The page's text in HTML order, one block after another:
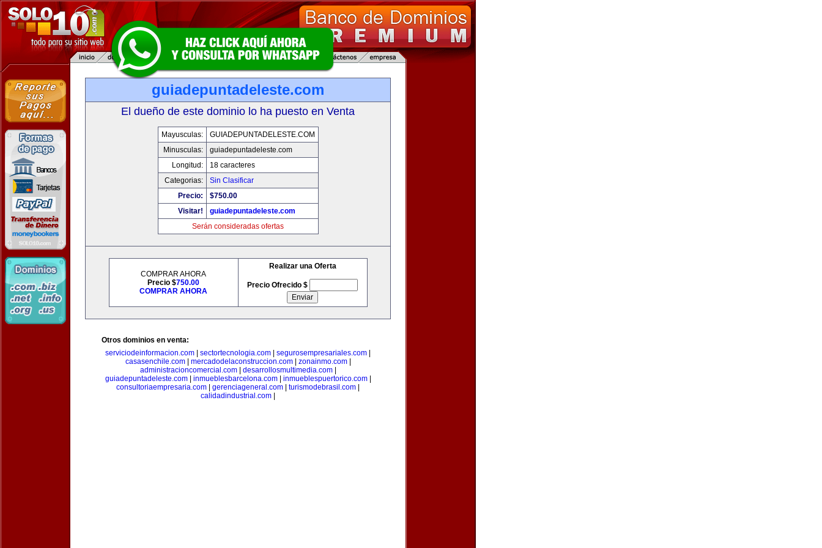
guiadepuntadeleste.com
El dueño de este dominio lo ha puesto en Venta
Mayusculas:
GUIADEPUNTADELESTE.COM
Minusculas:
guiadepuntadeleste.com
Longitud:
18 caracteres
Categorias:
Sin Clasificar
Precio:
$750.00
Visitar!
guiadepuntadeleste.com
Serán consideradas ofertas
COMPRAR AHORA
Precio $750.00
COMPRAR AHORA
Realizar una Oferta
Precio Ofrecido $
Otros dominios en venta:
serviciodeinformacion.com
sectortecnologia.com segurosempresariales.com
casasenchile.com| mercadodelaconstruccion.com| zonainmo.com|
administracioncomercial.com| desarrollosmultimedia.com|
guiadepuntadeleste.com| inmueblesbarcelona.com| inmueblespuertorico.com|
consultoriaempresaria.com
gerenciageneral.com turismodebrasil.com
calidadindustrial.com